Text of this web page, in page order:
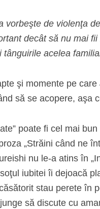
vorbeşte de violenţa
decât să nu mai
tânguirile acelea
şi momente pe
să se acopere, aşa
poate fi cel mai
„Străini când ne
nu le-a atins în
iubitei îi dejoacă
stau perete în
să discute cu